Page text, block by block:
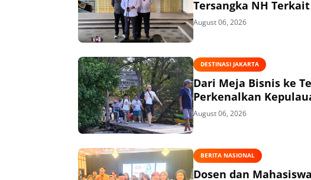
August 06, 2026
DESTINASI JAKARTA
Dari Meja Bisnis ke
Perkenalkan
August 06, 2026
BERITA NASIONAL
Dosen dan